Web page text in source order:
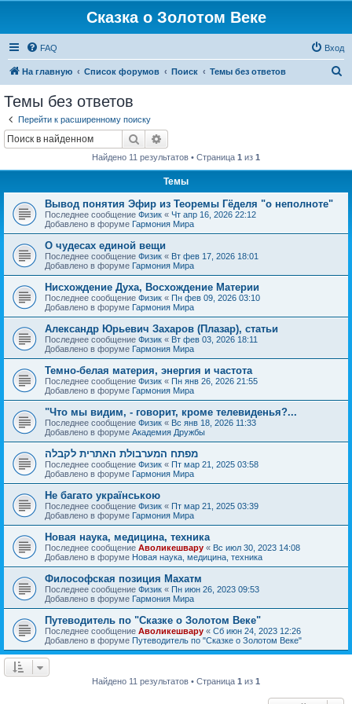
Сказка о Золотом Веке
FAQ Вход
На главную Список форумов Поиск Темы без ответов
Темы без ответов
Перейти к расширенному поиску
Поиск
Найдено 11 результатов • Страница 1 из 1
Темы
Вывод понятия Эфир из Теоремы Гёделя "о неполноте"
Последнее сообщение Физик « Чт апр 16, 2026 22:12
Добавлено в форуме Гармония Мира
О чудесах единой вещи
Последнее сообщение Физик « Вт фев 17, 2026 18:01
Добавлено в форуме Гармония Мира
Нисхождение Духа, Восхождение Материи
Последнее сообщение Физик « Пн фев 09, 2026 03:10
Добавлено в форуме Гармония Мира
Александр Юрьевич Захаров (Плазар), статьи
Последнее сообщение Физик « Вт фев 03, 2026 18:11
Добавлено в форуме Гармония Мира
Темно-белая материя, энергия и частота
Последнее сообщение Физик « Пн янв 26, 2026 21:55
Добавлено в форуме Гармония Мира
"Что мы видим, - говорит, кроме телевиденья?...
Последнее сообщение Физик « Вс янв 18, 2026 11:33
Добавлено в форуме Академия Дружбы
מפתח המערבולת האתרית לקבלה
Последнее сообщение Физик « Пт мар 21, 2025 03:58
Добавлено в форуме Гармония Мира
Не багато українською
Последнее сообщение Физик « Пт мар 21, 2025 03:39
Добавлено в форуме Гармония Мира
Новая наука, медицина, техника
Последнее сообщение Аволикешвару « Вс июл 30, 2023 14:08
Добавлено в форуме Новая наука, медицина, техника
Философская позиция Махатм
Последнее сообщение Физик « Пн июн 26, 2023 09:53
Добавлено в форуме Гармония Мира
Путеводитель по "Сказке о Золотом Веке"
Последнее сообщение Аволикешвару « Сб июн 24, 2023 12:26
Добавлено в форуме Путеводитель по "Сказке о Золотом Веке"
Найдено 11 результатов • Страница 1 из 1